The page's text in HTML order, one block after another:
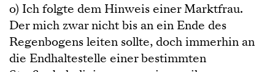
o) Ich folgte dem Hinweis einer Marktfrau.
Der mich zwar nicht bis an ein Ende des
Regenbogens leiten sollte, doch immerhin an
die Endhaltestelle einer bestimmten